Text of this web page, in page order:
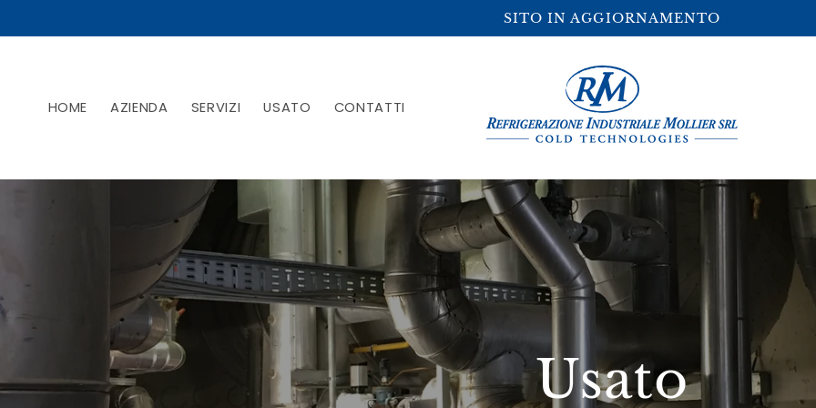
SITO IN AGGIORNAMENTO
HOME AZIENDA SERVIZI USATO CONTATTI
Usato